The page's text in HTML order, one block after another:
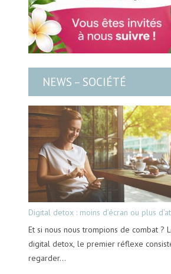
NEWS – SOCIÉTÉ
Digital detox : moins d’écran ou plus
Et si nous nous trompions de combat ?
digital detox, le premier réflexe
regarder…